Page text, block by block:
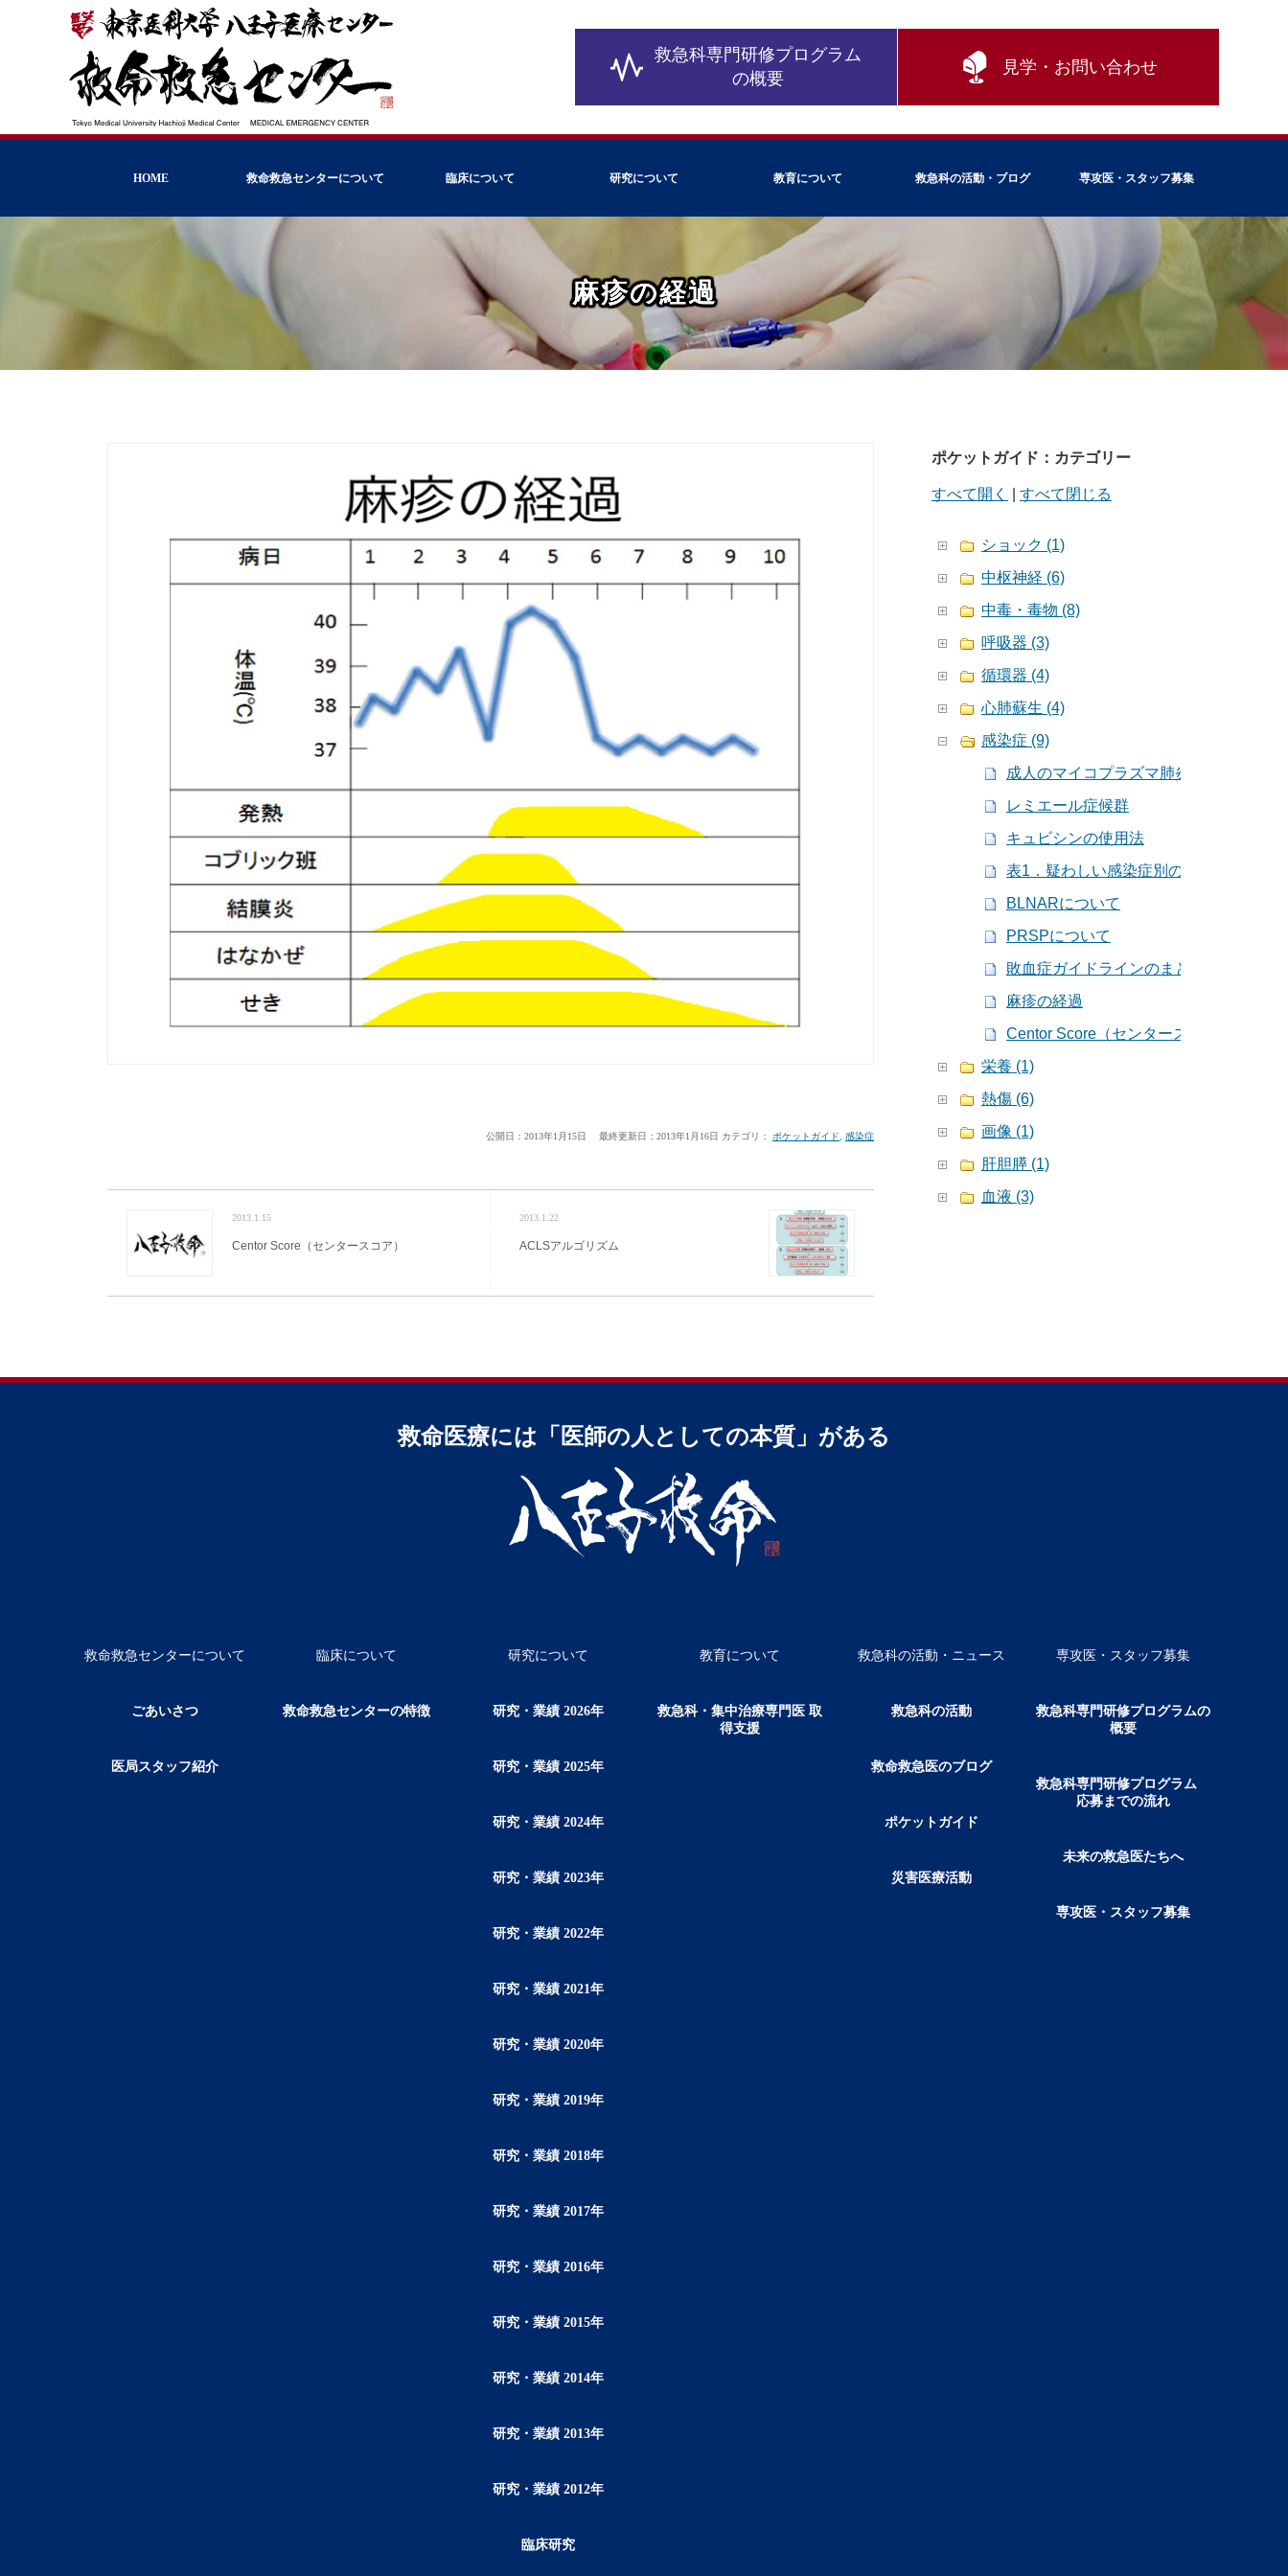
救急科専門研修プログラム
の概要
見学・お問い合わせ
HOME 救命救急センターについて 臨床について 研究について 教育について 救急科の活動・ブログ 専攻医・スタッフ募集
麻疹の経過
公開日：2013年1月15日 最終更新日：2013年1月16日 カテゴリ： ポケットガイド 感染症
2013.1.15
Centor Score（センタースコア）
2013.1.22
ACLSアルゴリズム
ポケットガイド：カテゴリー
すべて開く すべて閉じる
ショック (1)
中枢神経 (6)
中毒・毒物 (8)
呼吸器 (3)
循環器 (4)
心肺蘇生 (4)
感染症 (9)
成人のマイコプラズマ肺炎
レミエール症候群
キュビシンの使用法
表1．疑わしい感染症別の経験的治療薬
BLNARについて
PRSPについて
敗血症ガイドラインのまとめ
麻疹の経過
Centor Score（センタースコア）
栄養 (1)
熱傷 (6)
画像 (1)
肝胆膵 (1)
血液 (3)
救命医療には 「医師の⼈としての本質」がある
救命救急センターについて
ごあいさつ
医局スタッフ紹介
臨床について
救命救急センターの特徴
研究について
研究・業績 2026年
研究・業績 2025年
研究・業績 2024年
研究・業績 2023年
研究・業績 2022年
研究・業績 2021年
研究・業績 2020年
研究・業績 2019年
研究・業績 2018年
研究・業績 2017年
研究・業績 2016年
研究・業績 2015年
研究・業績 2014年
研究・業績 2013年
研究・業績 2012年
臨床研究
教育について
救急科・集中治療専門医 取
得支援
救急科の活動・ニュース
救急科の活動
救命救急医のブログ
ポケットガイド
災害医療活動
専攻医・スタッフ募集
救急科専門研修プログラムの
概要
救急科専門研修プログラム
応募までの流れ
未来の救急医たちへ
専攻医・スタッフ募集